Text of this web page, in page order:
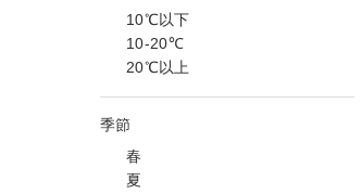
10℃以下
10-20℃
20℃以上
季節
春
夏